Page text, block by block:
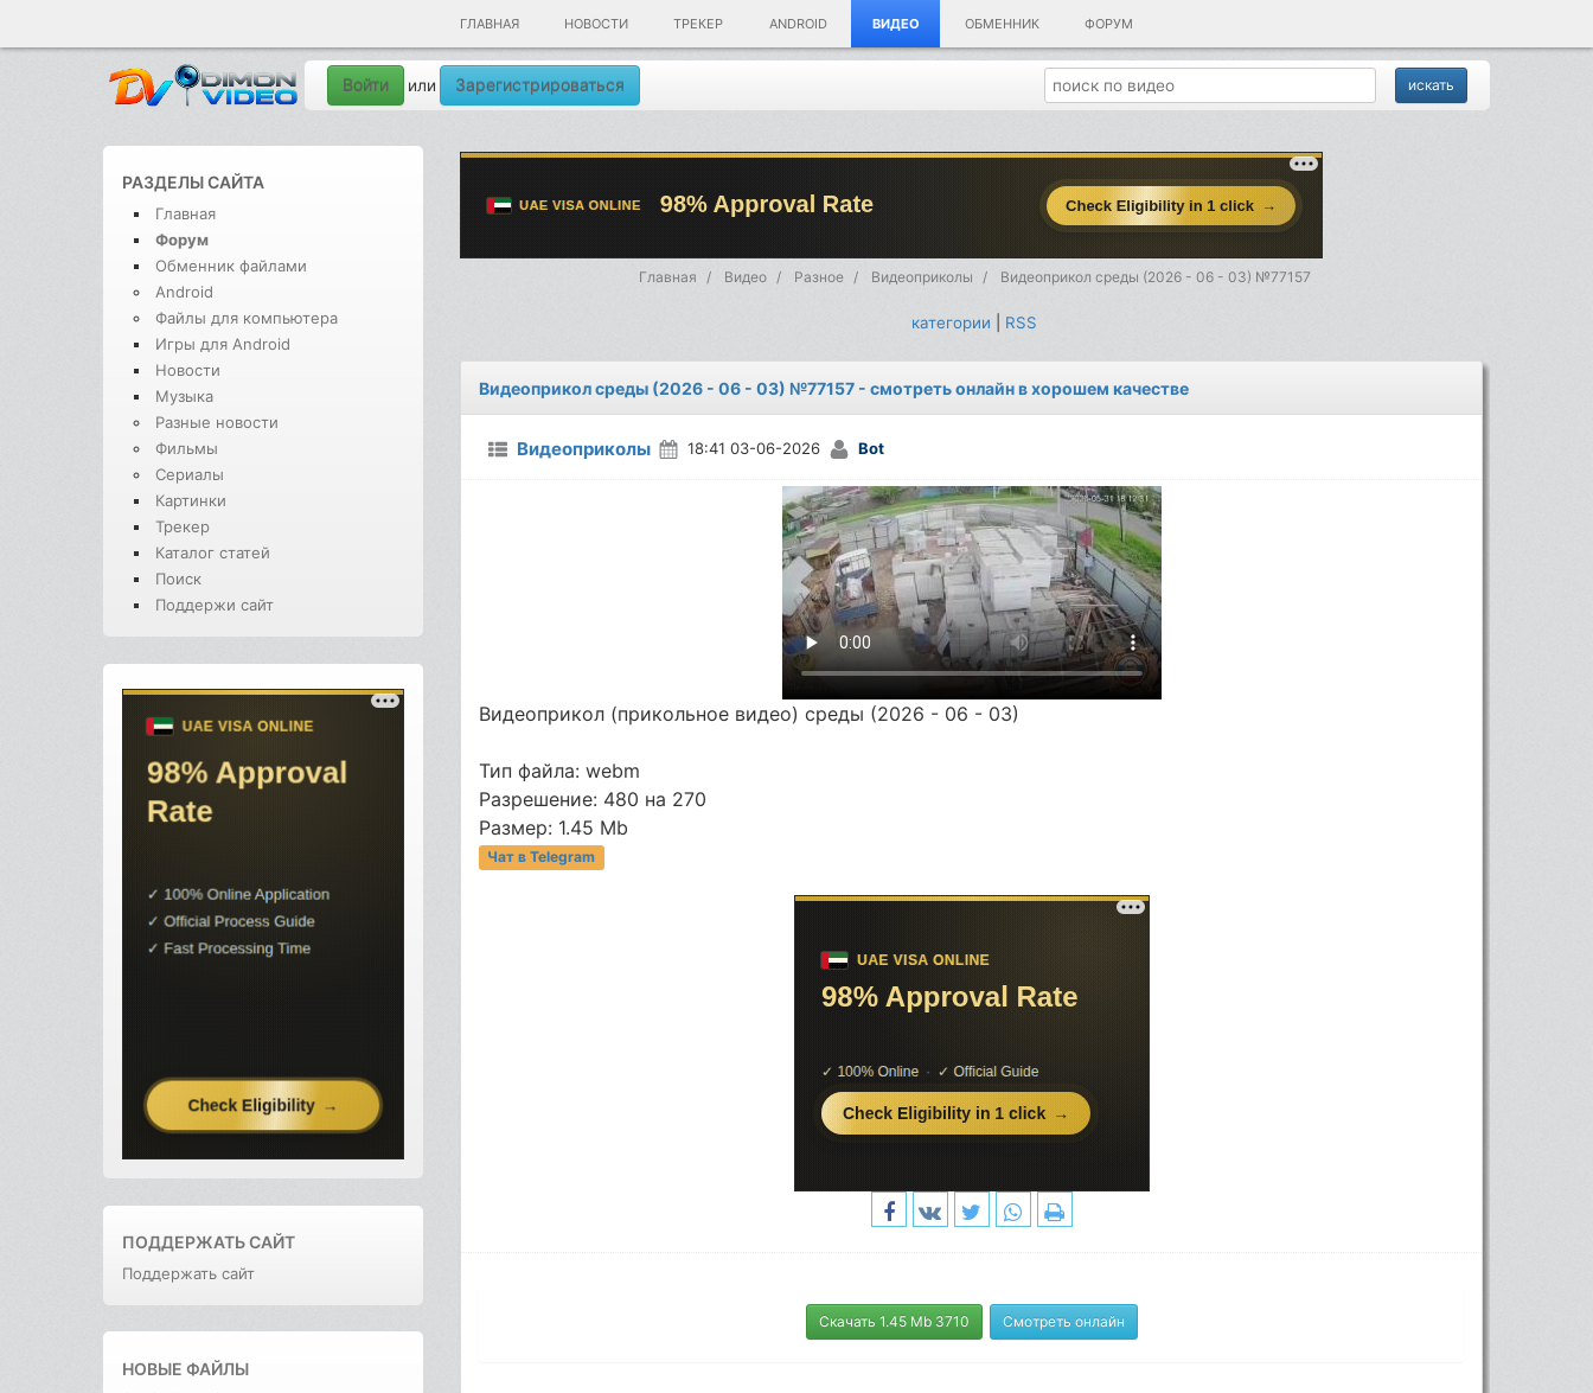
ГЛАВНАЯ НОВОСТИ ТРЕКЕР ANDROID ВИДЕО ОБМЕННИК ФОРУМ
Войти или Зарегистрироваться
РАЗДЕЛЫ САЙТА
Главная
Форум
Обменник файлами
Android
Файлы для компьютера
Игры для Android
Новости
Музыка
Разные новости
Фильмы
Сериалы
Картинки
Трекер
Каталог статей
Поиск
Поддержи сайт
ПОДДЕРЖАТЬ САЙТ
Поддержать сайт
НОВЫЕ ФАЙЛЫ
Главная Видео Разное Видеоприколы Видеоприкол среды (2026 - 06 - 03) №77157
категории RSS
Видеоприкол среды (2026 - 06 - 03) №77157 - смотреть онлайн в хорошем качестве
Видеоприколы 18:41 03-06-2026 Bot
Видеоприкол (прикольное видео) среды (2026 - 06 - 03)
Тип файла: webm
Разрешение: 480 на 270
Размер: 1.45 Mb
Чат в Telegram
Скачать 1.45 Mb 3710 Смотреть онлайн